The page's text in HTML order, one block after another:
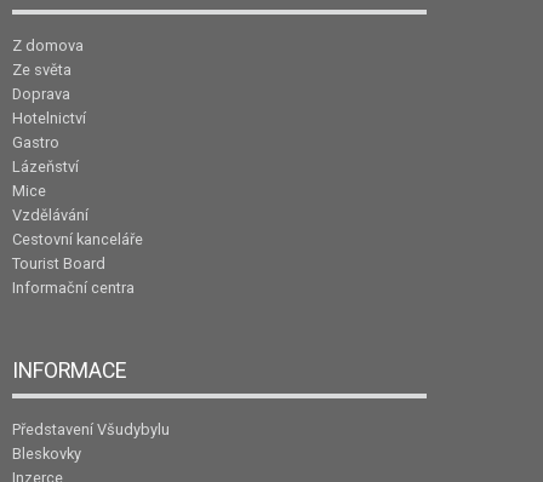
Z domova
Ze světa
Doprava
Hotelnictví
Gastro
Lázeňství
Mice
Vzdělávání
Cestovní kanceláře
Tourist Board
Informační centra
INFORMACE
Představení Všudybylu
Bleskovky
Inzerce